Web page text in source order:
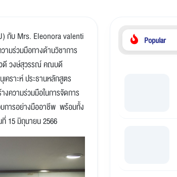
กับ Mrs. Eleonora valenti
ามร่วมมือทางด้านวิชาการ
ดี วงษ์สุวรรณ์ คณบดี
คราะห์ ประธานหลักสูตร
ความร่วมมือในการจัดการ
บการอย่างมืออาชีพ พร้อมทั้ง
15 มิถุนายน 2566
Popular